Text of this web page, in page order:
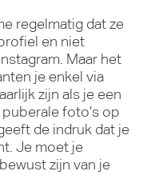
regelmatig dat ze
en niet
Maar het
je enkel via
zijn als je een
foto’s op
de indruk dat je
Je moet je
zijn van je